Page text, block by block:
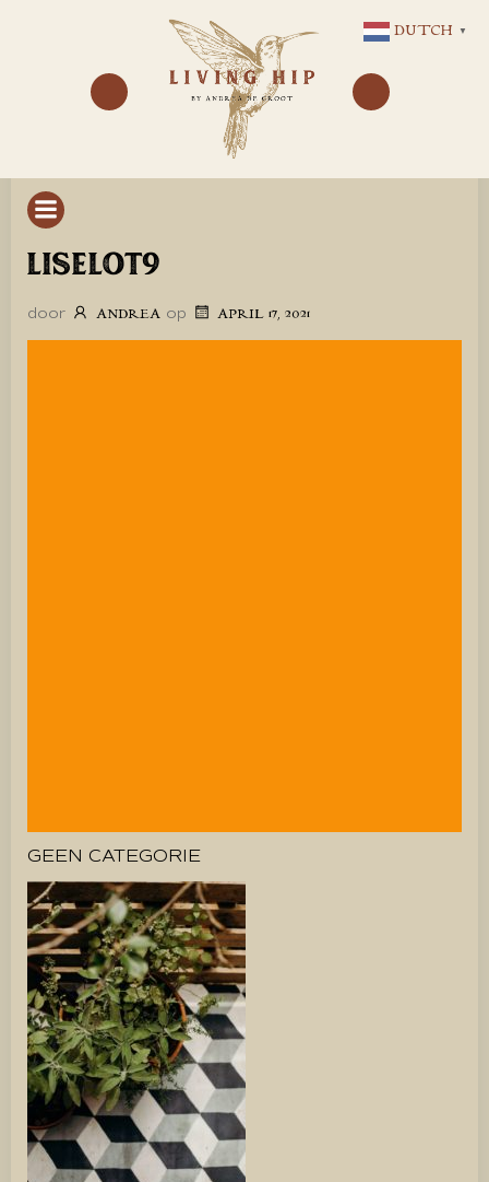
NAAR
DE
INHOUD
LISELOT9
door ANDREA op APRIL 17, 2021
GEEN CATEGORIE
DUTCH ▼